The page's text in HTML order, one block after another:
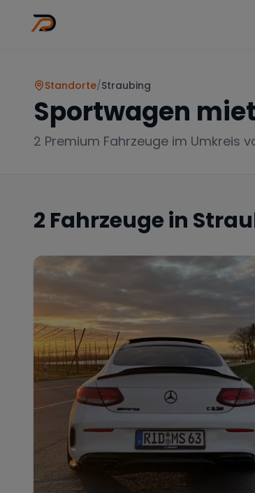
Standorte/Straubing
Sportwagen
2 Premium Fahrzeuge im Umkreis
2 Fahrzeuge in